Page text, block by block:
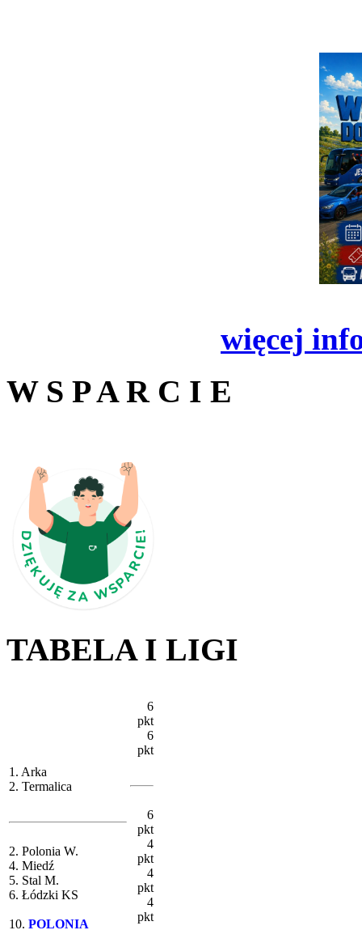
więcej
W S P A R C I E
TABELA I LIGI
1. Arka
2. Termalica
2. Polonia W.
4. Miedź
5. Stal M.
6. Łódzki KS
10. POLONIA
6
pkt
6
pkt
6
pkt
4
pkt
4
pkt
4
pkt